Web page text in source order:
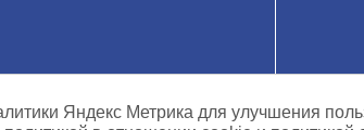
Яндекс Метрика для улучшения